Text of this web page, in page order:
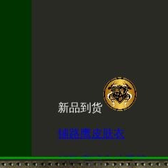
新品到货
铺路鹰皮肤衣
铺路鹰城市速干裤